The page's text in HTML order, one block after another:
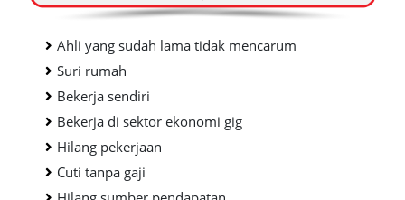
Ahli yang sudah lama tidak mencarum
Suri rumah
Bekerja sendiri
Bekerja di sektor ekonomi gig
Hilang pekerjaan
Cuti tanpa gaji